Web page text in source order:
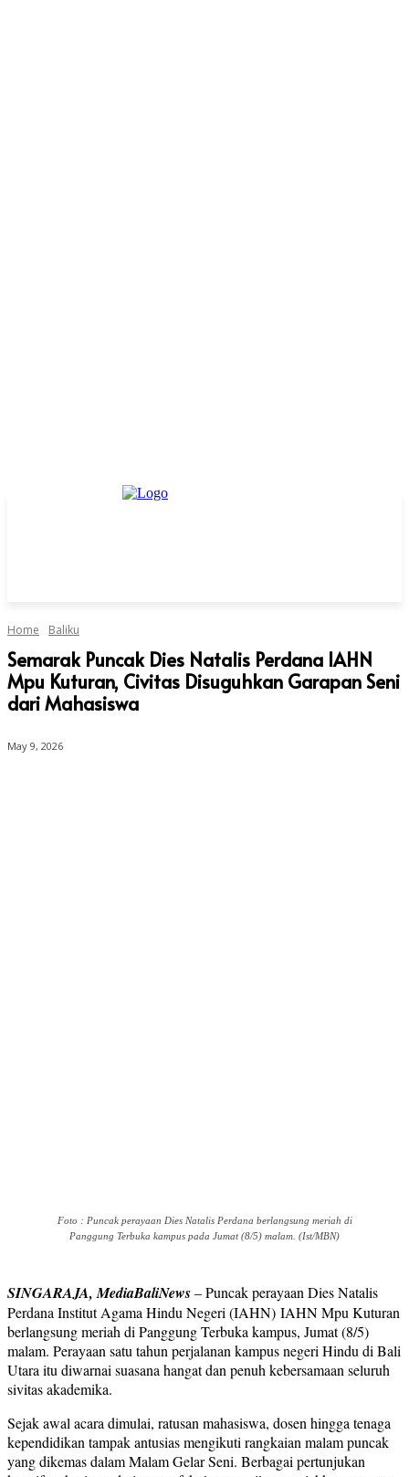
Home Baliku
Semarak Puncak Dies Natalis Perdana IAHN
Mpu Kuturan, Civitas Disuguhkan Garapan Seni
dari Mahasiswa
May 9, 2026
Foto : Puncak perayaan Dies Natalis Perdana berlangsung meriah di
Panggung Terbuka kampus pada Jumat (8/5) malam. (Ist/MBN)
SINGARAJA, MediaBaliNews– Puncak perayaan Dies Natalis
Perdana Institut Agama Hindu Negeri (IAHN) IAHN Mpu Kuturan
berlangsung meriah di Panggung Terbuka kampus, Jumat (8/5)
malam. Perayaan satu tahun perjalanan kampus negeri Hindu di Bali
Utara itu diwarnai suasana hangat dan penuh kebersamaan seluruh
sivitas akademika.
Sejak awal acara dimulai, ratusan mahasiswa, dosen hingga tenaga
kependidikan tampak antusias mengikuti rangkaian malam puncak
yang dikemas dalam Malam Gelar Seni. Berbagai pertunjukan